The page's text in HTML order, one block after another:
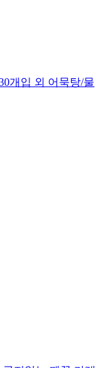
개입 외 어묵탕/물